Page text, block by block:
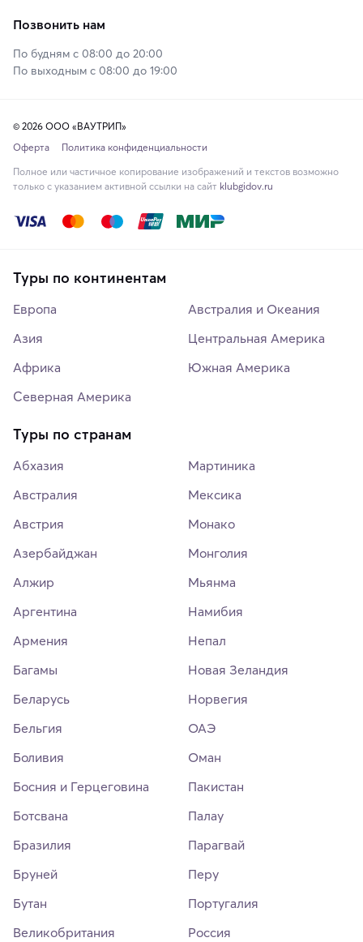
Позвонить нам
По будням с 08:00 до 20:00
По выходным с 08:00 до 19:00
© 2026 ООО «ВАУТРИП»
Оферта
Политика конфиденциальности
Полное или частичное копирование изображений и текстов возможно
только с указанием активной ссылки на сайт klubgidov.ru
Туры по континентам
Европа
Азия
Африка
Северная Америка
Австралия и Океания
Центральная Америка
Южная Америка
Туры по странам
Абхазия
Австралия
Австрия
Азербайджан
Алжир
Аргентина
Армения
Багамы
Беларусь
Бельгия
Боливия
Босния и Герцеговина
Ботсвана
Бразилия
Бруней
Бутан
Великобритания
Мартиника
Мексика
Монако
Монголия
Мьянма
Намибия
Непал
Новая Зеландия
Норвегия
ОАЭ
Оман
Пакистан
Палау
Парагвай
Перу
Португалия
Россия